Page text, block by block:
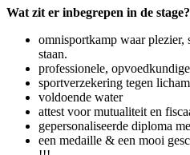
Wat zit er inbegrepen in de stage?
omnisportkamp waar plezier,
staan.
professionele,
sportverzekering tegen
voldoende water
attest voor mutualiteit en
gepersonaliseerde diploma
een medaille & een mooi